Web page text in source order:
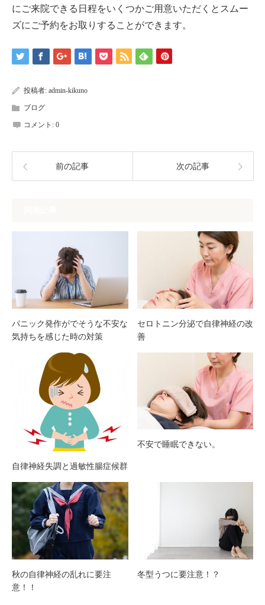
にご来院できる日程をいくつかご用意いただくと スムー
ズにご予約をお取りすることができます。
投稿者: admin-kikuno
ブログ
コメント: 0
前の記事 次の記事
パニック発作がでそうな不安な
気持ちを感じた時の対策
セロトニン分泌で自律神経の改
善
自律神経失調と過敏性腸症候群
不安で睡眠できない。
秋の自律神経の乱れに要注
意！！
冬型うつに要注意！？